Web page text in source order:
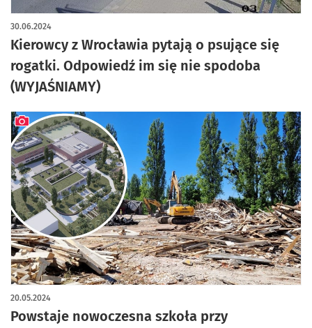
Kierowcy z Wrocławia pytają o psujące się
rogatki. Odpowiedź im się nie spodoba
(WYJAŚNIAMY)
30.06.2024
Powstaje nowoczesna szkoła przy
20.05.2024
artykuł z galerią zdjęć